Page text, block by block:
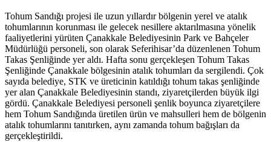
Tohum Sandığı projesi ile uzun yıllardır bölgenin yerel ve atalık
tohumlarının korunması ile gelecek nesillere aktarılmasına yönelik
faaliyetlerini yürüten Çanakkale Belediyesinin Park ve Bahçeler
Müdürlüğü personeli, son olarak Seferihisar’da düzenlenen Tohum
Takas Şenliğinde yer aldı. Hafta sonu gerçekleşen Tohum Takas
Şenliğinde Çanakkale bölgesinin atalık tohumları da sergilendi. Çok
sayıda belediye, STK ve üreticinin katıldığı tohum takas şenliğinde
yer alan Çanakkale Belediyesinin standı, ziyaretçilerden büyük ilgi
gördü. Çanakkale Belediyesi personeli şenlik boyunca ziyaretçilere
hem Tohum Sandığında üretilen ürün ve mahsulleri hem de bölgenin
atalık tohumlarını tanıtırken, aynı zamanda tohum bağışları da
gerçekleştirildi.